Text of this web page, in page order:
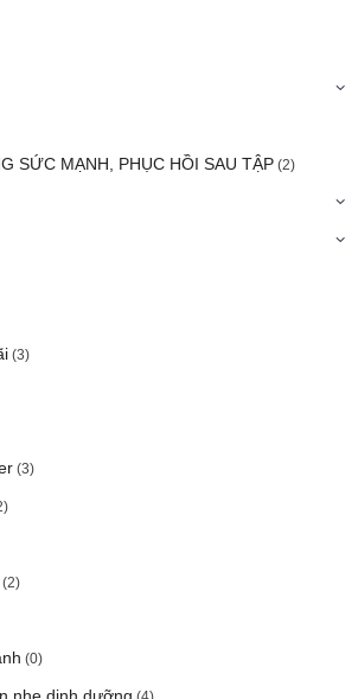
SỨC MẠNH, PHỤC HỒI SAU TẬP (2)
(3)
(3)
(2)
(0)
nhẹ dinh dưỡng